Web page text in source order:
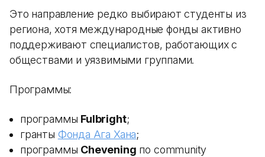
Это направление редко выбирают студенты из
региона, хотя международные фонды активно
поддерживают специалистов, работающих с
обществами и уязвимыми группами.
Программы:
программы Fulbright;
гранты Фонда Ага Хана;
программы Chevening по community